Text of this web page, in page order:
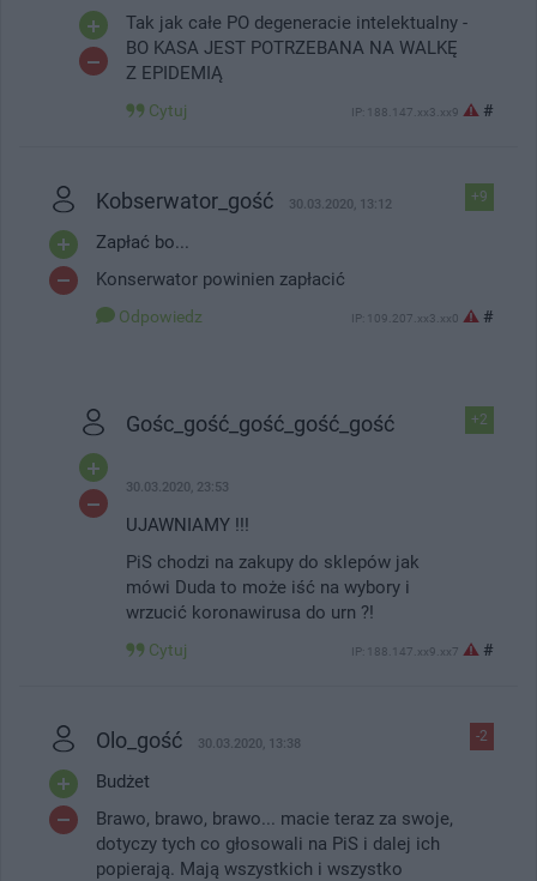
Tak jak całe PO degeneracie intelektualny -
BO KASA JEST POTRZEBANA NA WALKĘ
Z EPIDEMIĄ
Cytuj IP: 188.147.xx3.xx9 #
+9
Kobserwator_gość 30.03.2020, 13:12
Zapłać bo...
Konserwator powinien zapłacić
Odpowiedz IP: 109.207.xx3.xx0 #
+2
Gośc_gość_gość_gość_gość
30.03.2020, 23:53
UJAWNIAMY !!!
PiS chodzi na zakupy do sklepów jak
mówi Duda to może iść na wybory i
wrzucić koronawirusa do urn ?!
Cytuj IP: 188.147.xx9.xx7 #
-2
Olo_gość 30.03.2020, 13:38
Budżet
Brawo, brawo, brawo... macie teraz za swoje,
dotyczy tych co głosowali na PiS i dalej ich
popierają. Mają wszystkich i wszystko